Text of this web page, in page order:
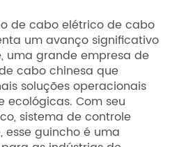
de cabo elétrico de cabo
um avanço significativo
uma grande empresa de
cabo chinesa que
soluções operacionais
ecológicas. Com seu
sistema de controle
esse guincho é uma